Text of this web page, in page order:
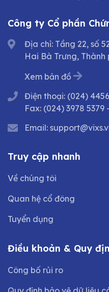
Công ty Cổ phần
Địa chỉ: Tầng 22, số
Hai Bà Trưng, Thành
Xem bản đồ
Điện thoại: (024)
Fax: (024) 3978 5379
Email:
Truy cập nhanh
Về chúng tôi
Quan hệ cổ đông
Tuyển dụng
Điều khoản & Quy
Công bố rủi ro